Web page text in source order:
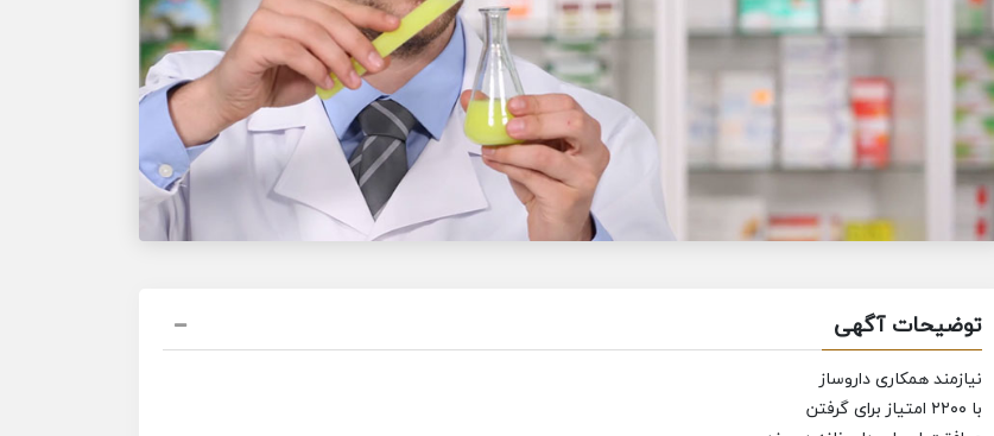
توضیحات آگهی
نیازمند همکاری داروساز
با ۲۲۰۰ امتیاز برای گرفتن